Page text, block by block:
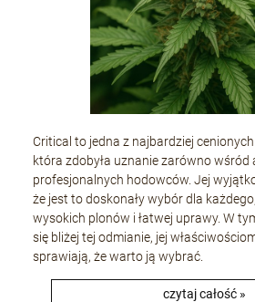
Critical to jedna z najbardziej
która zdobyła uznanie zarówno wśród
profesjonalnych hodowców. Jej
że jest to doskonały wybór dla
wysokich plonów i łatwej uprawy. W
się bliżej tej odmianie, jej
sprawiają, że warto ją wybrać.
czytaj całość »